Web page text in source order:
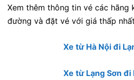
Xem thêm thông tin vé các hãng
đường và đặt vé với giá thấp
Xe từ Hà Nội đi
Xe từ Lạng Sơn đi